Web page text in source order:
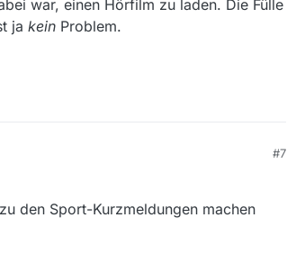
war, einen Hörfilm zu laden. Die Fülle
ja kein Problem.
#7
den Sport-Kurzmeldungen machen